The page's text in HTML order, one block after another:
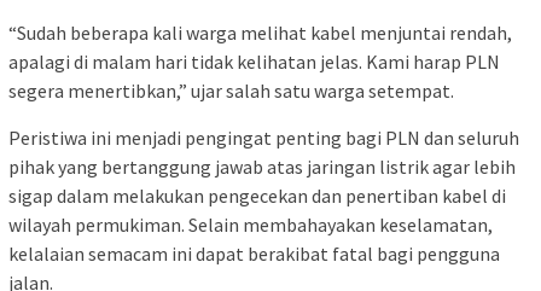
“Sudah beberapa kali warga melihat kabel menjuntai rendah,
apalagi di malam hari tidak kelihatan jelas. Kami harap PLN
segera menertibkan,” ujar salah satu warga setempat.
Peristiwa ini menjadi pengingat penting bagi PLN dan seluruh
pihak yang bertanggung jawab atas jaringan listrik agar lebih
sigap dalam melakukan pengecekan dan penertiban kabel di
wilayah permukiman. Selain membahayakan keselamatan,
kelalaian semacam ini dapat berakibat fatal bagi pengguna
jalan.